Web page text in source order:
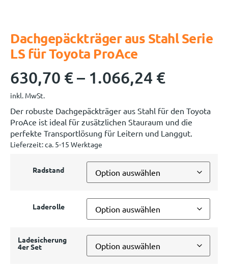
Dachgepäckträger aus Stahl Serie
LS für Toyota ProAce
630,70 €– 1.066,24 €
inkl. MwSt.
Der robuste Dachgepäckträger aus Stahl für den Toyota
ProAce ist ideal für zusätzlichen Stauraum und die
perfekte Transportlösung für Leitern und Langgut.
Lieferzeit:ca. 5-15 Werktage
Radstand
Laderolle
Ladesicherung
4er Set